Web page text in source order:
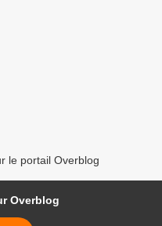
le portail Overblog
Overblog